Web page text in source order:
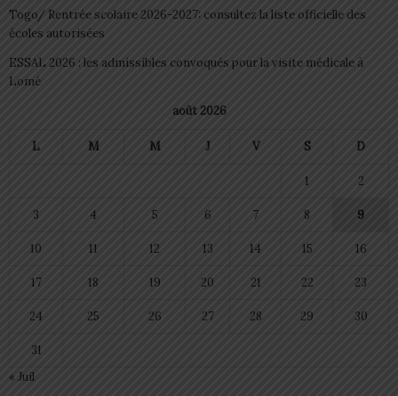
Togo/ Rentrée scolaire 2026-2027: consultez la liste officielle des
écoles autorisées
ESSAL 2026 : les admissibles convoqués pour la visite médicale à
Lomé
août 2026
L M M J V S D
1 2
3 4 5 6 7 8 9
10 11 12 13 14 15 16
17 18 19 20 21 22 23
24 25 26 27 28 29 30
31
« Juil